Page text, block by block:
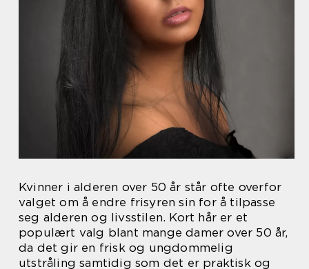
Kvinner i alderen over 50 år står ofte overfor
valget om å endre frisyren sin for å tilpasse
seg alderen og livsstilen. Kort hår er et
populært valg blant mange damer over 50 år,
da det gir en frisk og ungdommelig
utstråling samtidig som det er praktisk og